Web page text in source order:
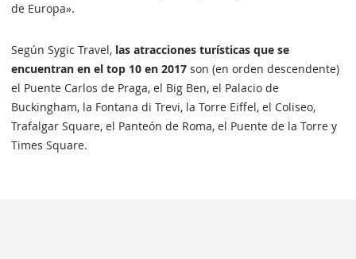
de Europa».
Según Sygic Travel, las atracciones turísticas que se
encuentran en el top 10 en 2017 son (en orden descendente)
el Puente Carlos de Praga, el Big Ben, el Palacio de
Buckingham, la Fontana di Trevi, la Torre Eiffel, el Coliseo,
Trafalgar Square, el Panteón de Roma, el Puente de la Torre y
Times Square.